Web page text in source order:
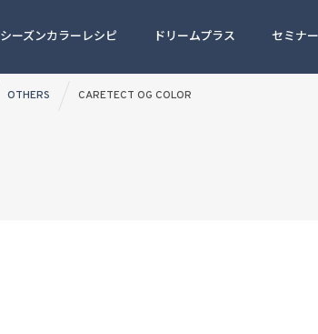
シーズンカラーレシピ ドリームプラス セミナー
OTHERS CARETECT OG COLOR